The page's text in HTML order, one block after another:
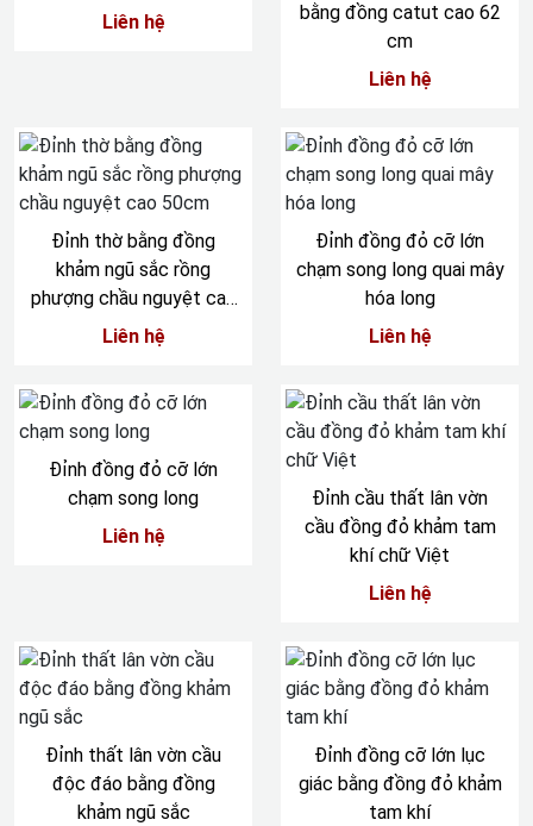
Liên hệ
bằng đồng catut cao 62
cm
Liên hệ
Đỉnh thờ bằng đồng
khảm ngũ sắc rồng
phượng chầu nguyệt cao
50cm
Liên hệ
Đỉnh đồng đỏ cỡ lớn
chạm song long quai mây
hóa long
Liên hệ
Đỉnh đồng đỏ cỡ lớn
chạm song long
Liên hệ
Đỉnh cầu thất lân vờn
cầu đồng đỏ khảm tam
khí chữ Việt
Liên hệ
Đỉnh thất lân vờn cầu
độc đáo bằng đồng
khảm ngũ sắc
Đỉnh đồng cỡ lớn lục
giác bằng đồng đỏ khảm
tam khí